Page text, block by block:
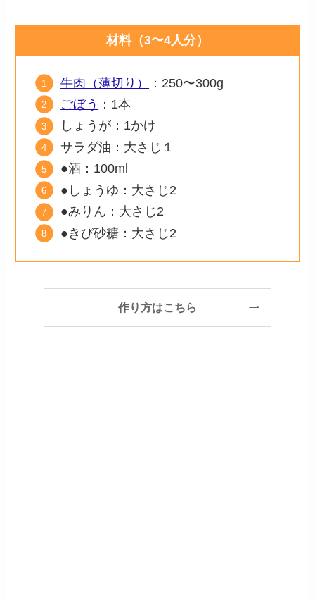
材料（3〜4人分）
牛肉（薄切り）
：250〜300g
ごぼう ：1本
しょうが：1かけ
サラダ油：大さじ１
●︎酒：100ml
●しょうゆ：大さじ2
●︎みりん：大さじ2
●︎きび砂糖：大さじ2
作り方はこちら